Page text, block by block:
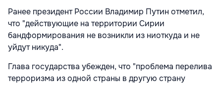
Ранее президент России Владимир Путин отметил,
что "действующие на территории Сирии
бандформирования не возникли из ниоткуда и не
уйдут никуда".
Глава государства убежден, что "проблема перелива
терроризма из одной страны в другую страну